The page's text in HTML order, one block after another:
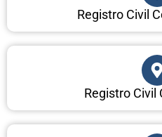
Registro Civil
Registro Civil